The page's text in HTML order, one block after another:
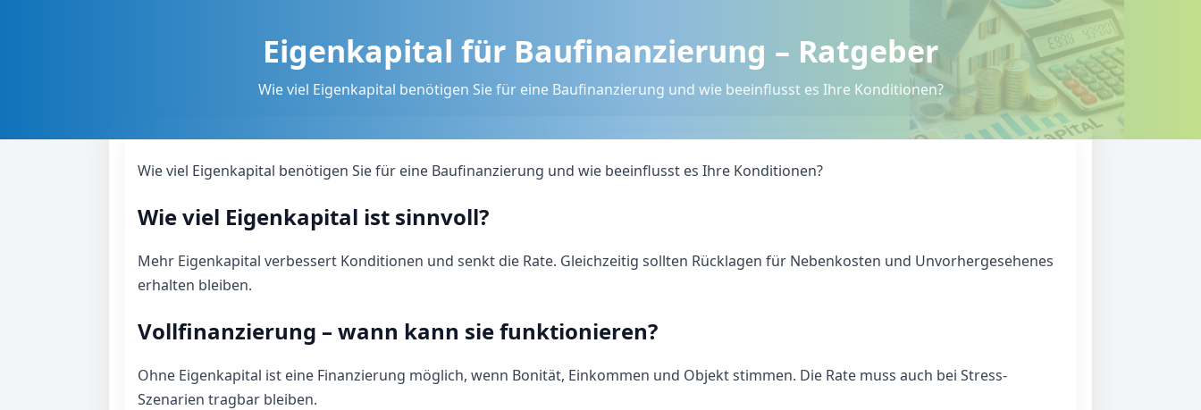
Eigenkapital für Baufinanzierung – Ratgeber
Wie viel Eigenkapital benötigen Sie für eine Baufinanzierung und wie beeinflusst es Ihre Konditionen?
Wie viel Eigenkapital benötigen Sie für eine Baufinanzierung und wie beeinflusst es Ihre Konditionen?
Wie viel Eigenkapital ist sinnvoll?
Mehr Eigenkapital verbessert Konditionen und senkt die Rate. Gleichzeitig sollten Rücklagen für Nebenkosten und Unvorhergesehenes
erhalten bleiben.
Vollfinanzierung – wann kann sie funktionieren?
Ohne Eigenkapital ist eine Finanzierung möglich, wenn Bonität, Einkommen und Objekt stimmen. Die Rate muss auch bei Stress-
Szenarien tragbar bleiben.